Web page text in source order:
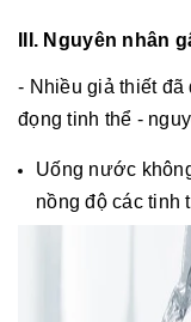
III. Nguyên nhân
- Nhiều giả thiết
đọng tinh thể -
Uống nước
nồng độ các tinh